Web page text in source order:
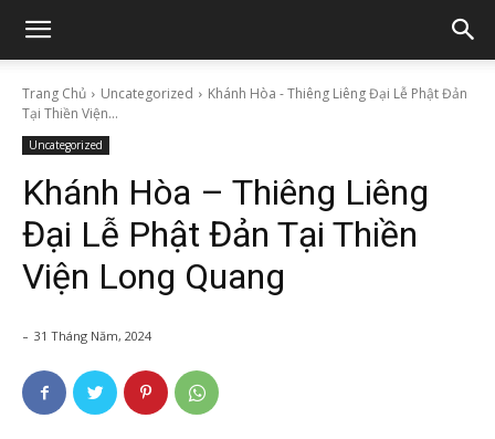
Trang Chủ Uncategorized
Khánh Hòa - Thiêng Liêng Đại Lễ Phật Đản
Tại Thiền Viện...
Uncategorized
Khánh Hòa – Thiêng Liêng
Đại Lễ Phật Đản Tại Thiền
Viện Long Quang
- 31 Tháng Năm, 2024